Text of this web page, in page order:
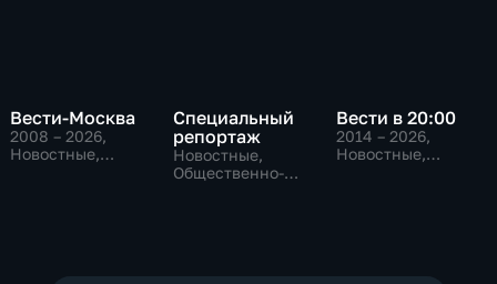
Вести-Москва
2008 – 2026,
Новостные,
Специальный
репортаж
Новостные,
Общественно-
Вести в 20:00
2014 – 2026,
Новостные,